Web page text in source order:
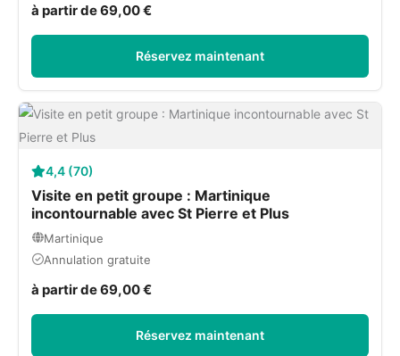
à partir de 69,00 €
Réservez maintenant
4,4 (70)
Visite en petit groupe : Martinique
incontournable avec St Pierre et Plus
Martinique
Annulation gratuite
à partir de 69,00 €
Réservez maintenant